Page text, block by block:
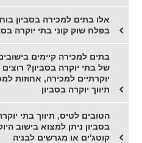
אלו בתים למכירה בסביון
בפלח שוק קוני בתי יוקרה
בתים למכירה קיימים
של בתי יוקרה בסביון?
יוקרתיים למכירה, אחוזות
תיווך יוקרה בסביון
הטובים לטיס, תיווך בתי
בסביון ניתן למצוא בישוב
קוטג'ים או מגרשים לבניה